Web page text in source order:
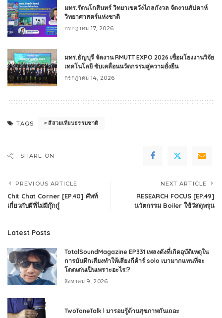
มทร.รัตนโกสินทร์ วิทยาเขตวังไกลกังวล จัดงานสัปดาห์
วิทยาศาสตร์แห่งชาติ
กรกฎาคม 17, 2026
มทร.ธัญบุรี จัดงาน RMUTT EXPO 2026 เชื่อมโยงงานวิจัย
เทคโนโลยี ขับเคลื่อนนวัตกรรมสู่ความยั่งยืน
กรกฎาคม 14, 2026
TAGS: สีสวยเทียบธรรมชาติ
SHARE ON
PREVIOUS ARTICLE
Chit Chat Corner [EP.40] ศัพท์
เกี่ยวกับผีที่ไม่มีกุ๊กกู๋
NEXT ARTICLE
RESEARCH FOCUS [EP.49]
นวัตกรรม Boiler ใช้วัสดุพรุน
Latest Posts
TotalSoundMagazine EP331 เพลงดังที่เกิดอุบัติเหตุใน
การบันทึกเสียงทำให้เสียงกีต้าร์ solo เบามากแทนที่จะ
โดดเด่นเป็นเพราะอะไร!?
สิงหาคม 9, 2026
TwoToneTalk l มารอบรู้ด้านสุขภาพกันเถอะ